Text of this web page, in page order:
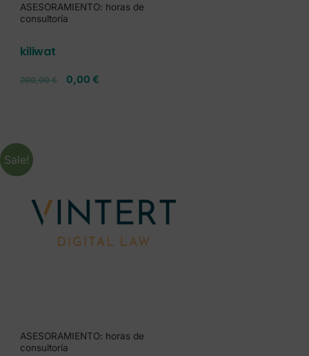
ASESORAMIENTO: horas de
consultoría
kiliwat
200,00€ 0,00 €
Sale!
ASESORAMIENTO: horas de
consultoría